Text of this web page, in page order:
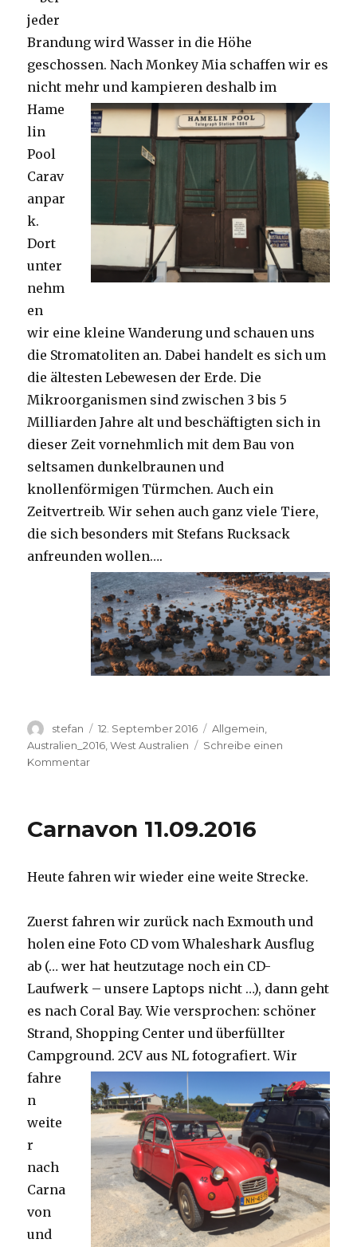
jeder
Brandung wird Wasser in die Höhe
geschossen. Nach Monkey Mia schaffen wir es
nicht mehr und kampieren deshalb im
Hame
lin
Pool
Carav
anpar
k.
Dort
unter
nehm
en
wir eine kleine Wanderung und schauen uns
die Stromatoliten an. Dabei handelt es sich um
die ältesten Lebewesen der Erde. Die
Mikroorganismen sind zwischen 3 bis 5
Milliarden Jahre alt und beschäftigten sich in
dieser Zeit vornehmlich mit dem Bau von
seltsamen dunkelbraunen und
knollenförmigen Türmchen. Auch ein
Zeitvertreib. Wir sehen auch ganz viele Tiere,
die sich besonders mit Stefans Rucksack
anfreunden wollen….
Autor
stefan
Veröffentlicht
am
12. September 2016 Kategorien
Allgemein
Australien_2016 ,West Australien
Schreibe einen
Kommentarzu
Carnavon 11.09.2016
Heute fahren wir wieder eine weite Strecke.
Zuerst fahren wir zurück nach Exmouth und
holen eine Foto CD vom Whaleshark Ausflug
ab (… wer hat heutzutage noch ein CD-
Laufwerk – unsere Laptops nicht …), dann geht
es nach Coral Bay. Wie versprochen: schöner
Strand, Shopping Center und überfüllter
Campground.2CV aus NL fotografiert. Wir
fahre
n
weite
r
nach
Carna
von
und